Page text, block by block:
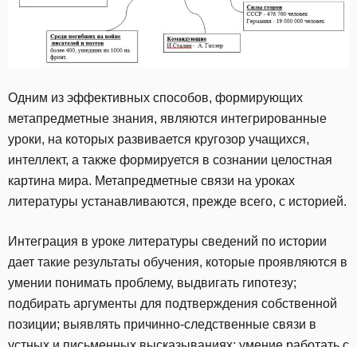
Одним из эффективных способов, формирующих
метапредметные знания, являются интегрированные
уроки, на которых развивается кругозор учащихся,
интеллект, а также формируется в сознании целостная
картина мира. Метапредметные связи на уроках
литературы устанавливаются, прежде всего, с историей.
Интеграция в уроке литературы сведений по истории
дает такие результаты обучения, которые проявляются в
умении понимать проблему, выдвигать гипотезу;
подбирать аргументы для подтверждения собственной
позиции; выявлять причинно-следственные связи в